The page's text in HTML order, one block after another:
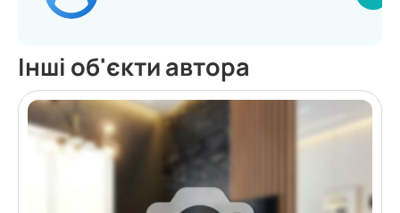
Інші об'єкти автора